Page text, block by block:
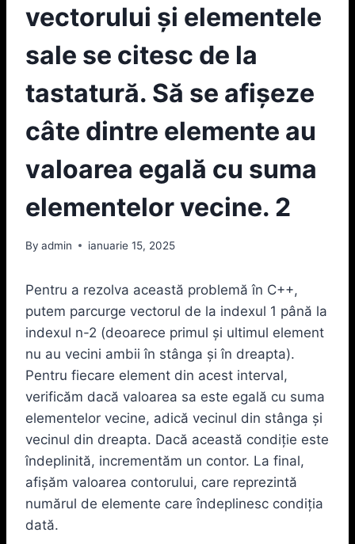
vectorului şi elementele
sale se citesc de la
tastatură. Să se afişeze
câte dintre elemente au
valoarea egală cu suma
elementelor vecine. 2
By admin ianuarie 15, 2025
Pentru a rezolva această problemă în C++,
putem parcurge vectorul de la indexul 1 până la
indexul n-2 (deoarece primul şi ultimul element
nu au vecini ambii în stânga şi în dreapta).
Pentru fiecare element din acest interval,
verificăm dacă valoarea sa este egală cu suma
elementelor vecine, adică vecinul din stânga şi
vecinul din dreapta. Dacă această condiţie este
îndeplinită, incrementăm un contor. La final,
afişăm valoarea contorului, care reprezintă
numărul de elemente care îndeplinesc condiţia
dată.